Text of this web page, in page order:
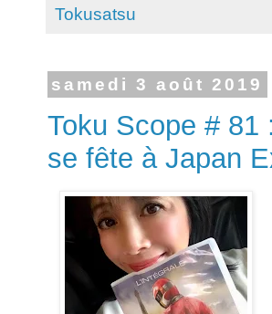
Tokusatsu
samedi 3 août 2019
Toku Scope #
se fête à Japan